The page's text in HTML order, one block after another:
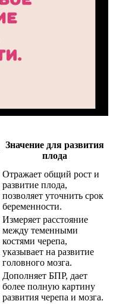
Значение для развития
плода
Отражает общий рост и
развитие плода,
позволяет уточнить срок
беременности.
Измеряет расстояние
между теменными
костями черепа,
указывает на развитие
головного мозга.
Дополняет БПР, дает
более полную картину
развития черепа и мозга.